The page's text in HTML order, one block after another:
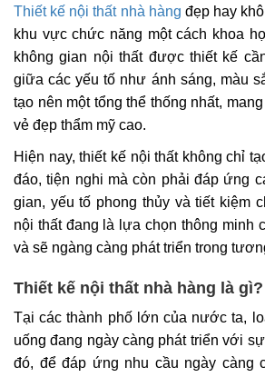
Thiết kế nội thất nhà hàng đẹp hay
khu vực chức năng một cách khoa
không gian nội thất được thiết kế
giữa các yếu tố như ánh sáng, màu
tạo nên một tổng thể thống nhất,
vẻ đẹp thẩm mỹ cao.
Hiện nay, thiết kế nội thất không chỉ
đáo, tiện nghi mà còn phải đáp ứng
gian, yếu tố phong thủy và tiết kiệm
nội thất đang là lựa chọn thông minh
và sẽ ngàng càng phát triển trong
Thiết kế nội thất nhà hàng là gì?
Tại các thành phố lớn của nước ta,
uống đang ngày càng phát triển với
đó, để đáp ứng nhu cầu ngày càng